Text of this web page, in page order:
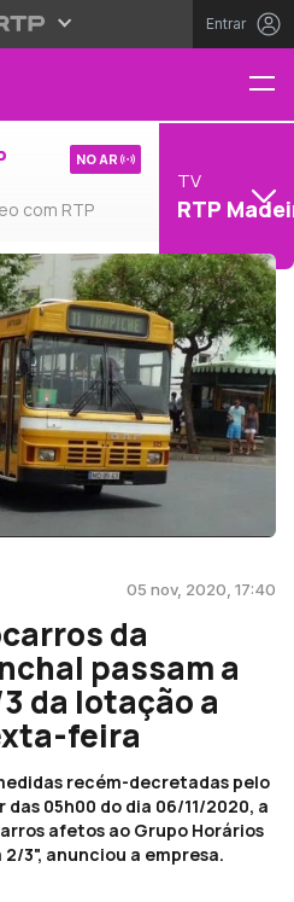
Entrar
com RTP
NO AR
TV
RTP
05 nov, 2020, 17:40
da
passam a
da lotação a
feira
recém-decretadas pelo
05h00 do dia 06/11/2020, a
afetos ao Grupo Horários
3", anunciou a empresa.